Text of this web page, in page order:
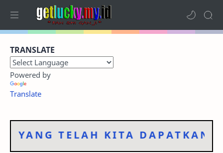
Home
Terbaru
Kategori
Sitemap
TRANSLATE
Powered by
Translate
KITA DAPATKAN